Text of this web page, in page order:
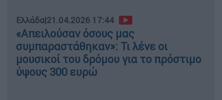
Ελλάδα|21.04.2026 17:44
«Απειλούσαν όσους μας
συμπαραστάθηκαν»: Τι λένε οι
μουσικοί του δρόμου για το πρόστιμο
ύψους 300 ευρώ